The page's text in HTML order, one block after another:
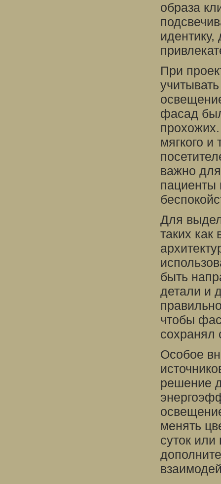
образа
При
фасад
мягкого и
важно для
пациенты
Для
таких
быть
детали и
чтобы
сохранял
Особое
решение
менять
суток